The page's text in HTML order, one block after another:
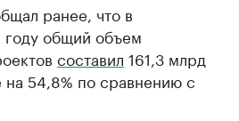
ранее, что в
общий объем
составил 161,3 млрд
на 54,8% по сравнению с